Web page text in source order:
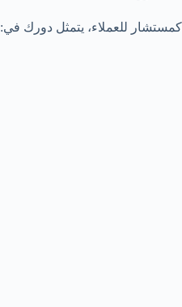
كمستشار للعملاء، يتمثل دورك في: